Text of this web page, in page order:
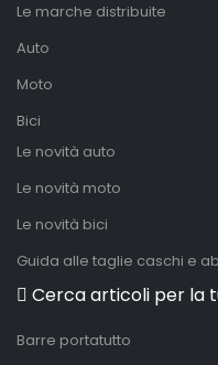
Le marche distribuite
Auto
Moto
Bici
Le novità auto
Le novità moto
Le novità bici
Guida alle taglie caschi e
Cerca articoli per la
Barre portatutto